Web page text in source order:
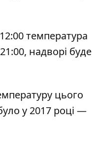
температура
надворі буде
цього
у 2017 році —